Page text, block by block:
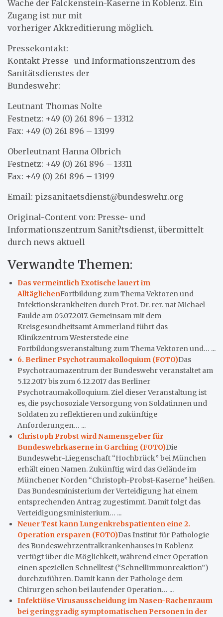
Wache der Falckenstein-Kaserne in Koblenz. Ein
Zugang ist nur mit
vorheriger Akkreditierung möglich.
Pressekontakt:
Kontakt Presse- und Informationszentrum des
Sanitätsdienstes der
Bundeswehr:
Leutnant Thomas Nolte
Festnetz: +49 (0) 261 896 – 13312
Fax: +49 (0) 261 896 – 13199
Oberleutnant Hanna Olbrich
Festnetz: +49 (0) 261 896 – 13311
Fax: +49 (0) 261 896 – 13199
Email: pizsanitaetsdienst@bundeswehr.org
Original-Content von: Presse- und
Informationszentrum Sanit?tsdienst, übermittelt
durch news aktuell
Verwandte Themen:
Das vermeintlich Exotische lauert im
AlltäglichenFortbildung zum Thema Vektoren und
Infektionskrankheiten durch Prof. Dr. rer. nat Michael
Faulde am 05.07.2017. Gemeinsam mit dem
Kreisgesundheitsamt Ammerland führt das
Klinikzentrum Westerstede eine
Fortbildungsveranstaltung zum Thema Vektoren und… ...
6. Berliner Psychotraumakolloquium (FOTO)Das
Psychotraumazentrum der Bundeswehr veranstaltet am
5.12.2017 bis zum 6.12.2017 das Berliner
Psychotraumakolloquium. Ziel dieser Veranstaltung ist
es, die psychosoziale Versorgung von Soldatinnen und
Soldaten zu reflektieren und zukünftige
Anforderungen… ...
Christoph Probst wird Namensgeber für
Bundeswehrkaserne in Garching (FOTO)Die
Bundeswehr-Liegenschaft “Hochbrück” bei München
erhält einen Namen. Zukünftig wird das Gelände im
Münchener Norden “Christoph-Probst-Kaserne” heißen.
Das Bundesministerium der Verteidigung hat einem
entsprechenden Antrag zugestimmt. Damit folgt das
Verteidigungsministerium… ...
Neuer Test kann Lungenkrebspatienten eine 2.
Operation ersparen (FOTO)Das Institut für Pathologie
des Bundeswehrzentralkrankenhauses in Koblenz
verfügt über die Möglichkeit, während einer Operation
einen speziellen Schnelltest (“Schnellimmunreaktion”)
durchzuführen. Damit kann der Pathologe dem
Chirurgen schon bei laufender Operation… ...
Infektiöse Virusausscheidung im Nasen-Rachenraum
bei geringgradig symptomatischen Personen in der